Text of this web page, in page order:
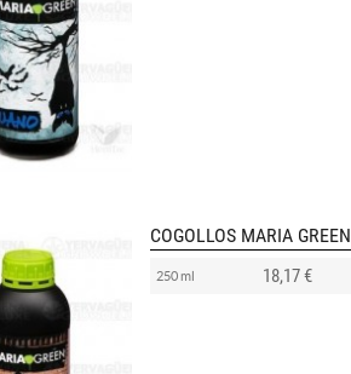
COGOLLOS MARIA GREEN
250 ml 18,17 €